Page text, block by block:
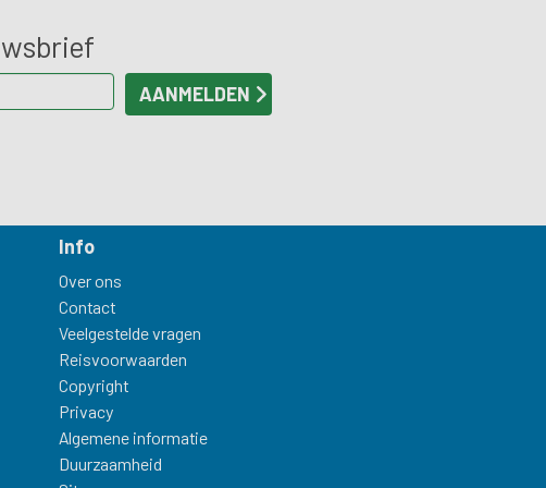
Info
Over ons
Contact
Veelgestelde vragen
Reisvoorwaarden
Copyright
Privacy
Algemene informatie
Duurzaamheid